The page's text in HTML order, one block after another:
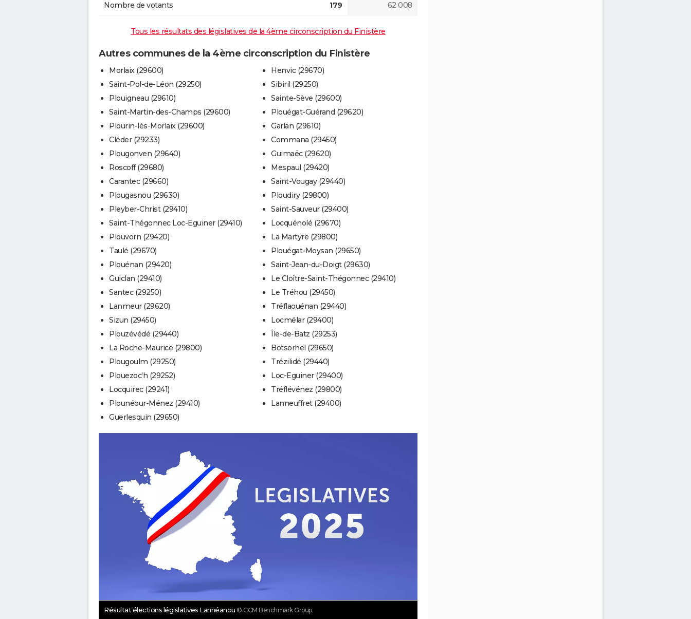
Nombre de votants 179 62 008
Tous les résultats des législatives de la 4ème circonscription du Finistère
Autres communes de la 4ème circonscription du Finistère
Morlaix (29600)
Saint-Pol-de-Léon (29250)
Plouigneau (29610)
Saint-Martin-des-Champs (29600)
Plourin-lès-Morlaix (29600)
Cléder (29233)
Plougonven (29640)
Roscoff (29680)
Carantec (29660)
Plougasnou (29630)
Pleyber-Christ (29410)
Saint-Thégonnec Loc-Eguiner (29410)
Plouvorn (29420)
Taulé (29670)
Plouénan (29420)
Guiclan (29410)
Santec (29250)
Lanmeur (29620)
Sizun (29450)
Plouzévédé (29440)
La Roche-Maurice (29800)
Plougoulm (29250)
Plouezoc'h (29252)
Locquirec (29241)
Plounéour-Ménez (29410)
Guerlesquin (29650)
Henvic (29670)
Sibiril (29250)
Sainte-Sève (29600)
Plouégat-Guérand (29620)
Garlan (29610)
Commana (29450)
Guimaëc (29620)
Mespaul (29420)
Saint-Vougay (29440)
Ploudiry (29800)
Saint-Sauveur (29400)
Locquénolé (29670)
La Martyre (29800)
Plouégat-Moysan (29650)
Saint-Jean-du-Doigt (29630)
Le Cloître-Saint-Thégonnec (29410)
Le Tréhou (29450)
Tréflaouénan (29440)
Locmélar (29400)
Île-de-Batz (29253)
Botsorhel (29650)
Trézilidé (29440)
Loc-Eguiner (29400)
Tréflévénez (29800)
Lanneuffret (29400)
Résultat élections législatives Lannéanou © CCM Benchmark Group